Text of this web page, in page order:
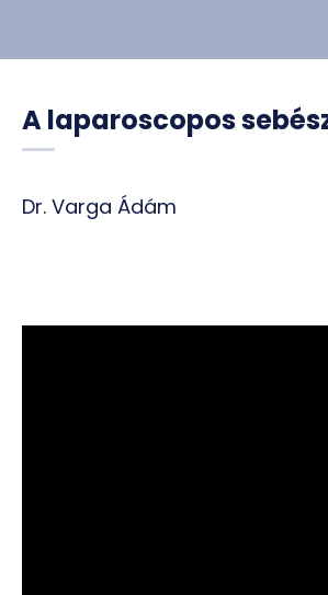
A laparoscopos
Dr. Varga Ádám